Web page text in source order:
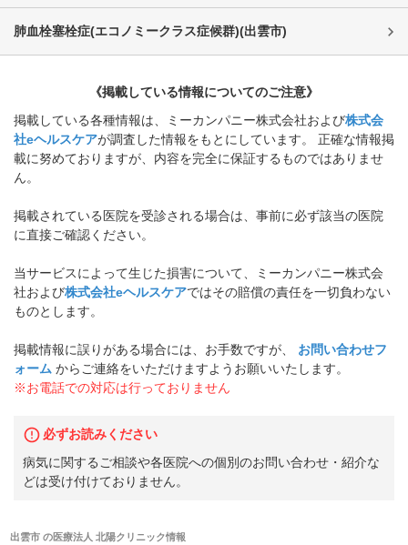
肺血栓塞栓症(エコノミークラス症候群)(出雲市)
《掲載している情報についてのご注意》
掲載している各種情報は、ミーカンパニー株式会社および株式会
社eヘルスケアが調査した情報をもとにしています。 正確な情報掲
載に努めておりますが、内容を完全に保証するものではありませ
ん。
掲載されている医院を受診される場合は、事前に必ず該当の医院
に直接ご確認ください。
当サービスによって生じた損害について、ミーカンパニー株式会
社および株式会社eヘルスケアではその賠償の責任を一切負わない
ものとします。
掲載情報に誤りがある場合には、お手数ですが、
お問い合わせフ
ォーム からご連絡をいただけますようお願いいたします。
※お電話での対応は行っておりません
必ずお読みください
病気に関するご相談や各医院への個別のお問い合わせ・紹介な
どは受け付けておりません。
出雲市の医療法人 北陽クリニック情報